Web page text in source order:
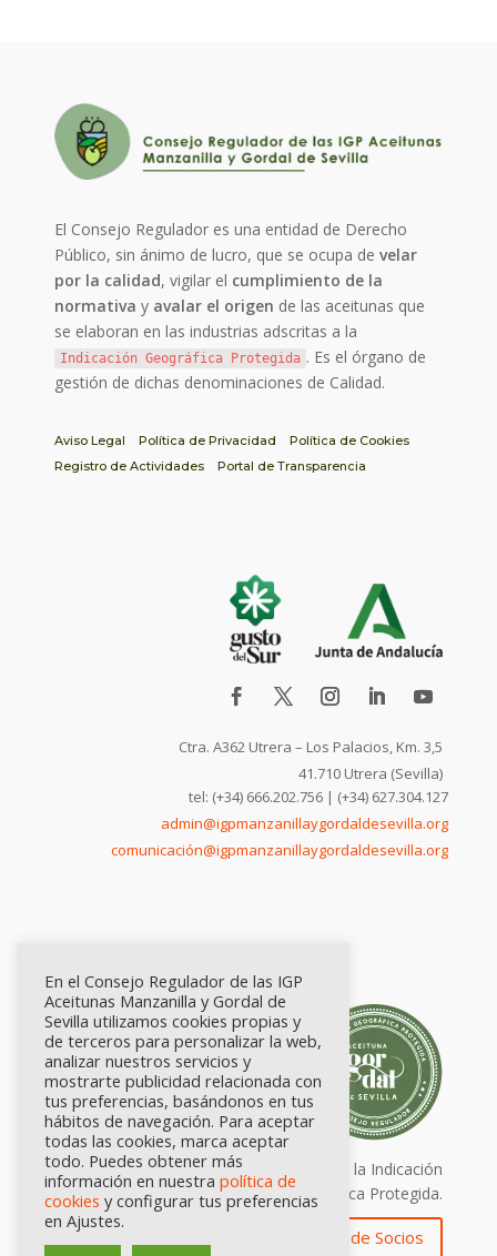
El Consejo Regulador es una entidad de Derecho
Público, sin ánimo de lucro, que se ocupa develar
por la calidad, vigilar el cumplimiento de la
normativa y avalar el origen de las aceitunas que
se elaboran en las industrias adscritas a la
Indicación Geográfica Protegida . Es el órgano de
gestión de dichas denominaciones de Calidad.
Aviso Legal Política de Privacidad
Política de Cookies
Registro de Actividades
Portal de Transparencia
Ctra. A362 Utrera – Los Palacios, Km. 3,5
41.710 Utrera (Sevilla)
tel: (+34) 666.202.756 | (+34) 627.304.127
admin@igpmanzanillaygordaldesevilla.org
comunicación@igpmanzanillaygordaldesevilla.org
Calidad certificada por Origen. Sellos de la Indicación
Geográfica Protegida.
Zona de Socios
En el Consejo Regulador de las IGP
Aceitunas Manzanilla y Gordal de
Sevilla utilizamos cookies propias y
de terceros para personalizar la web,
analizar nuestros servicios y
mostrarte publicidad relacionada con
tus preferencias, basándonos en tus
hábitos de navegación. Para aceptar
todas las cookies, marca aceptar
todo. Puedes obtener más
información en nuestra política de
cookies y configurar tus preferencias
en Ajustes.